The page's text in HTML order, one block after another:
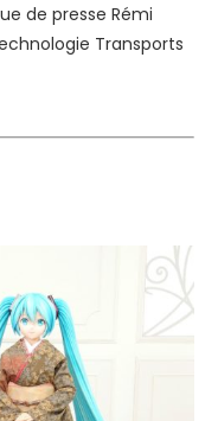
de presse Rémi
Transports